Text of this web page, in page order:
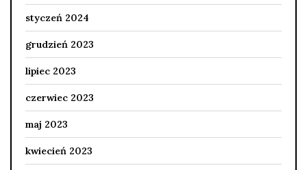
styczeń 2024
grudzień 2023
lipiec 2023
czerwiec 2023
maj 2023
kwiecień 2023